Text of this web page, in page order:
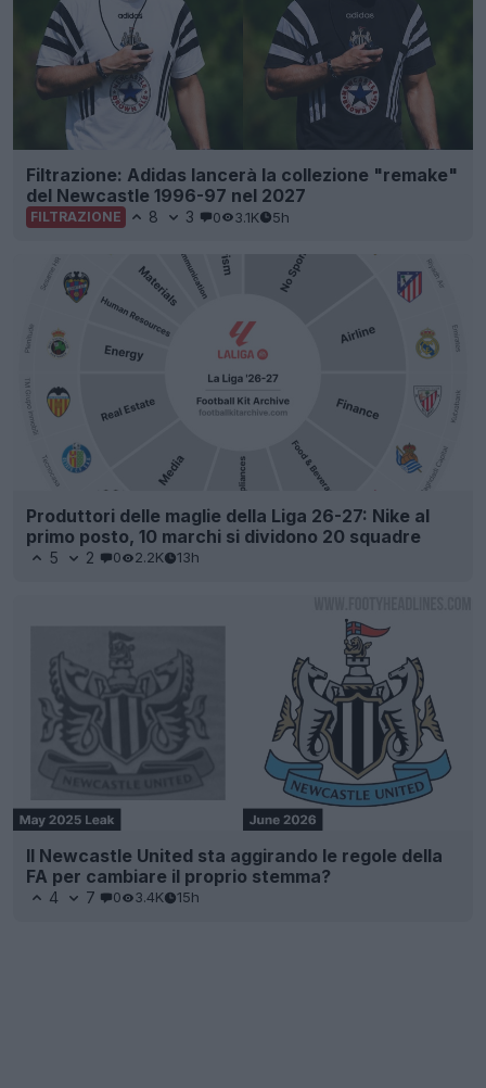
Filtrazione: Adidas lancerà la collezione "remake"
del Newcastle 1996-97 nel 2027
FILTRAZIONE 8 3 0 3.1K 5h
Produttori delle maglie della Liga 26-27: Nike al
primo posto, 10 marchi si dividono 20 squadre
5 2 0 2.2K 13h
Il Newcastle United sta aggirando le regole della
FA per cambiare il proprio stemma?
4 7 0 3.4K 15h